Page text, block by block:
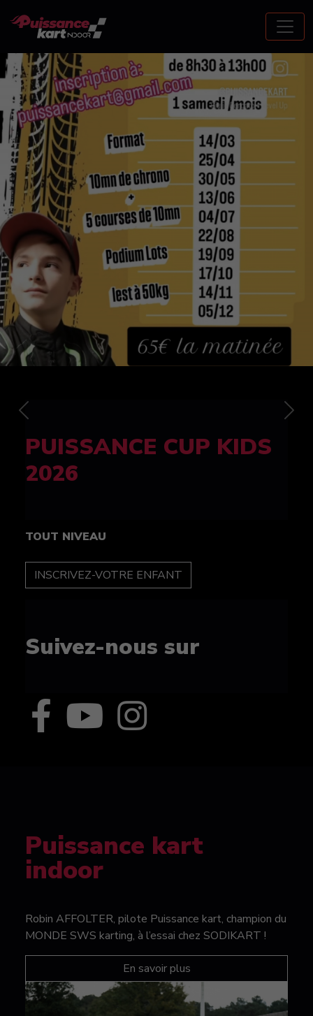
FELINE CUP 100%
féminine
TOUT NIVEAU
INSCRIPTION
Suivez-nous sur
Previous Next
Puissance kart
indoor
Robin AFFOLTER, pilote Puissance kart, champion du
MONDE SWS karting, à l’essai chez SODIKART !
En savoir plus